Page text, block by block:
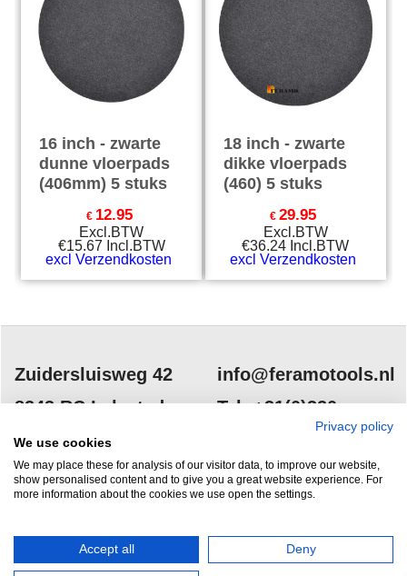
16 inch - zwarte
dunne vloerpads
(406mm) 5 stuks
€ 12.95
Excl.BTW
€15.67 Incl.BTW
excl Verzendkosten
18 inch - zwarte
dikke vloerpads
(460) 5 stuks
€ 29.95
Excl.BTW
€36.24 Incl.BTW
excl Verzendkosten
Zuidersluisweg 42
8243 RC Lelystad
Nederland
info@feramotools.nl
Tel: +31(0)320
Privacy policy
We use cookies
We may place these for analysis of our visitor data, to improve our website,
show personalised content and to give you a great website experience. For
more information about the cookies we use open the settings.
Accept all Deny